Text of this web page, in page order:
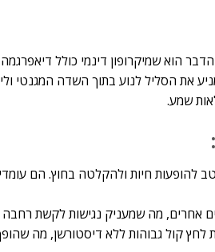
הוא שמיקרופון דינמי כולל
את הסליל לנוע בתוך השדה המגנטי
שמע.
להופעות חיות ולהקלטה בחוץ. הם
לחץ קול גבוהות ללא דיסטורשן, מה